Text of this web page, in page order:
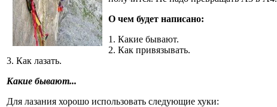
О чем будет написано:
1. Какие бывают.
2. Как привязывать.
3. Как лазать.
Какие бывают...
Для лазания хорошо использовать следующие хуки: